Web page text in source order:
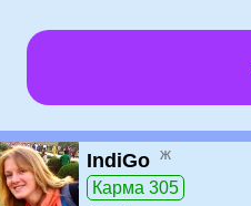
IndiGo ж
Карма 305